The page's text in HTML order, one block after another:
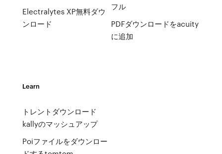
Electralytes XP無料ダウ
ンロード
フル
PDFダウンロードをacuity
に追加
Learn
トレントダウンロード
kallyのマッシュアップ
Poiファイルをダウンロー